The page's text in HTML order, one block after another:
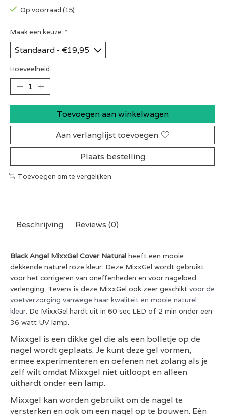
Op voorraad (15)
Maak een keuze: *
Hoeveelheid:
Toevoegen aan winkelwagen
Aan verlanglijst toevoegen
Plaats bestelling
Toevoegen om te vergelijken
Beschrijving Reviews (0)
Black Angel MixxGel Cover Natural heeft een mooie
dekkende naturel roze kleur. Deze MixxGel wordt gebruikt
voor het corrigeren van oneffenheden en voor nagelbed
verlenging. Tevens is deze MixxGel ook zeer geschikt voor de
voetverzorging vanwege haar kwaliteit en mooie naturel
kleur. De MixxGel hardt uit in 60 sec LED of 2 min onder een
36 watt UV lamp.
Mixxgel is een dikke gel die als een bolletje op de
nagel wordt geplaats. Je kunt deze gel vormen,
ermee experimenteren en oefenen net zolang als je
zelf wilt omdat Mixxgel niet uitloopt en alleen
uithardt onder een lamp.
Mixxgel kan worden gebruikt om de nagel te
versterken en ook om een nagel op te bouwen. Eén